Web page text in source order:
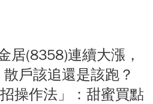
居(8358)連續大漲，
戶該追還是該跑？
操作法」：甜蜜買點